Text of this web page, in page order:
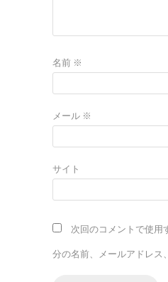
名前 ※
メール ※
サイト
次回のコメントで使用
分の名前、メールアドレス